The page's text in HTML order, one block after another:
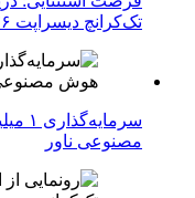
تک‌کرانچ دیسراپت ۲۰۲۶
مصنوعی ناور